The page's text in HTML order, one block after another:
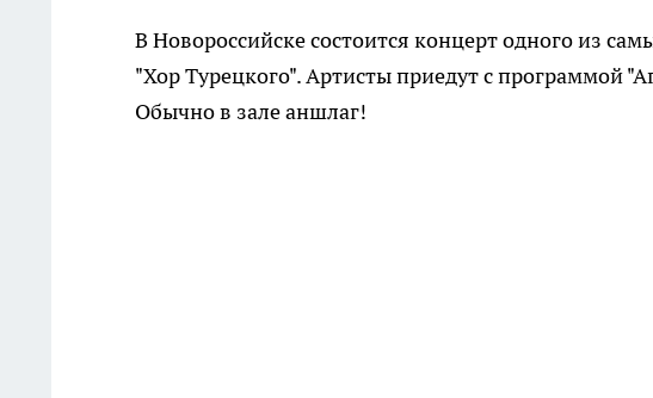
В Новороссийске состоится концерт одного из
"Хор Турецкого". Артисты приедут с программой
Обычно в зале аншлаг!